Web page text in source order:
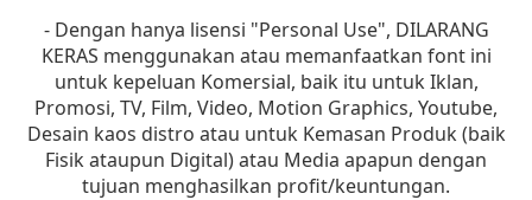
- Dengan hanya lisensi "Personal Use", DILARANG
KERAS menggunakan atau memanfaatkan font ini
untuk kepeluan Komersial, baik itu untuk Iklan,
Promosi, TV, Film, Video, Motion Graphics, Youtube,
Desain kaos distro atau untuk Kemasan Produk (baik
Fisik ataupun Digital) atau Media apapun dengan
tujuan menghasilkan profit/keuntungan.